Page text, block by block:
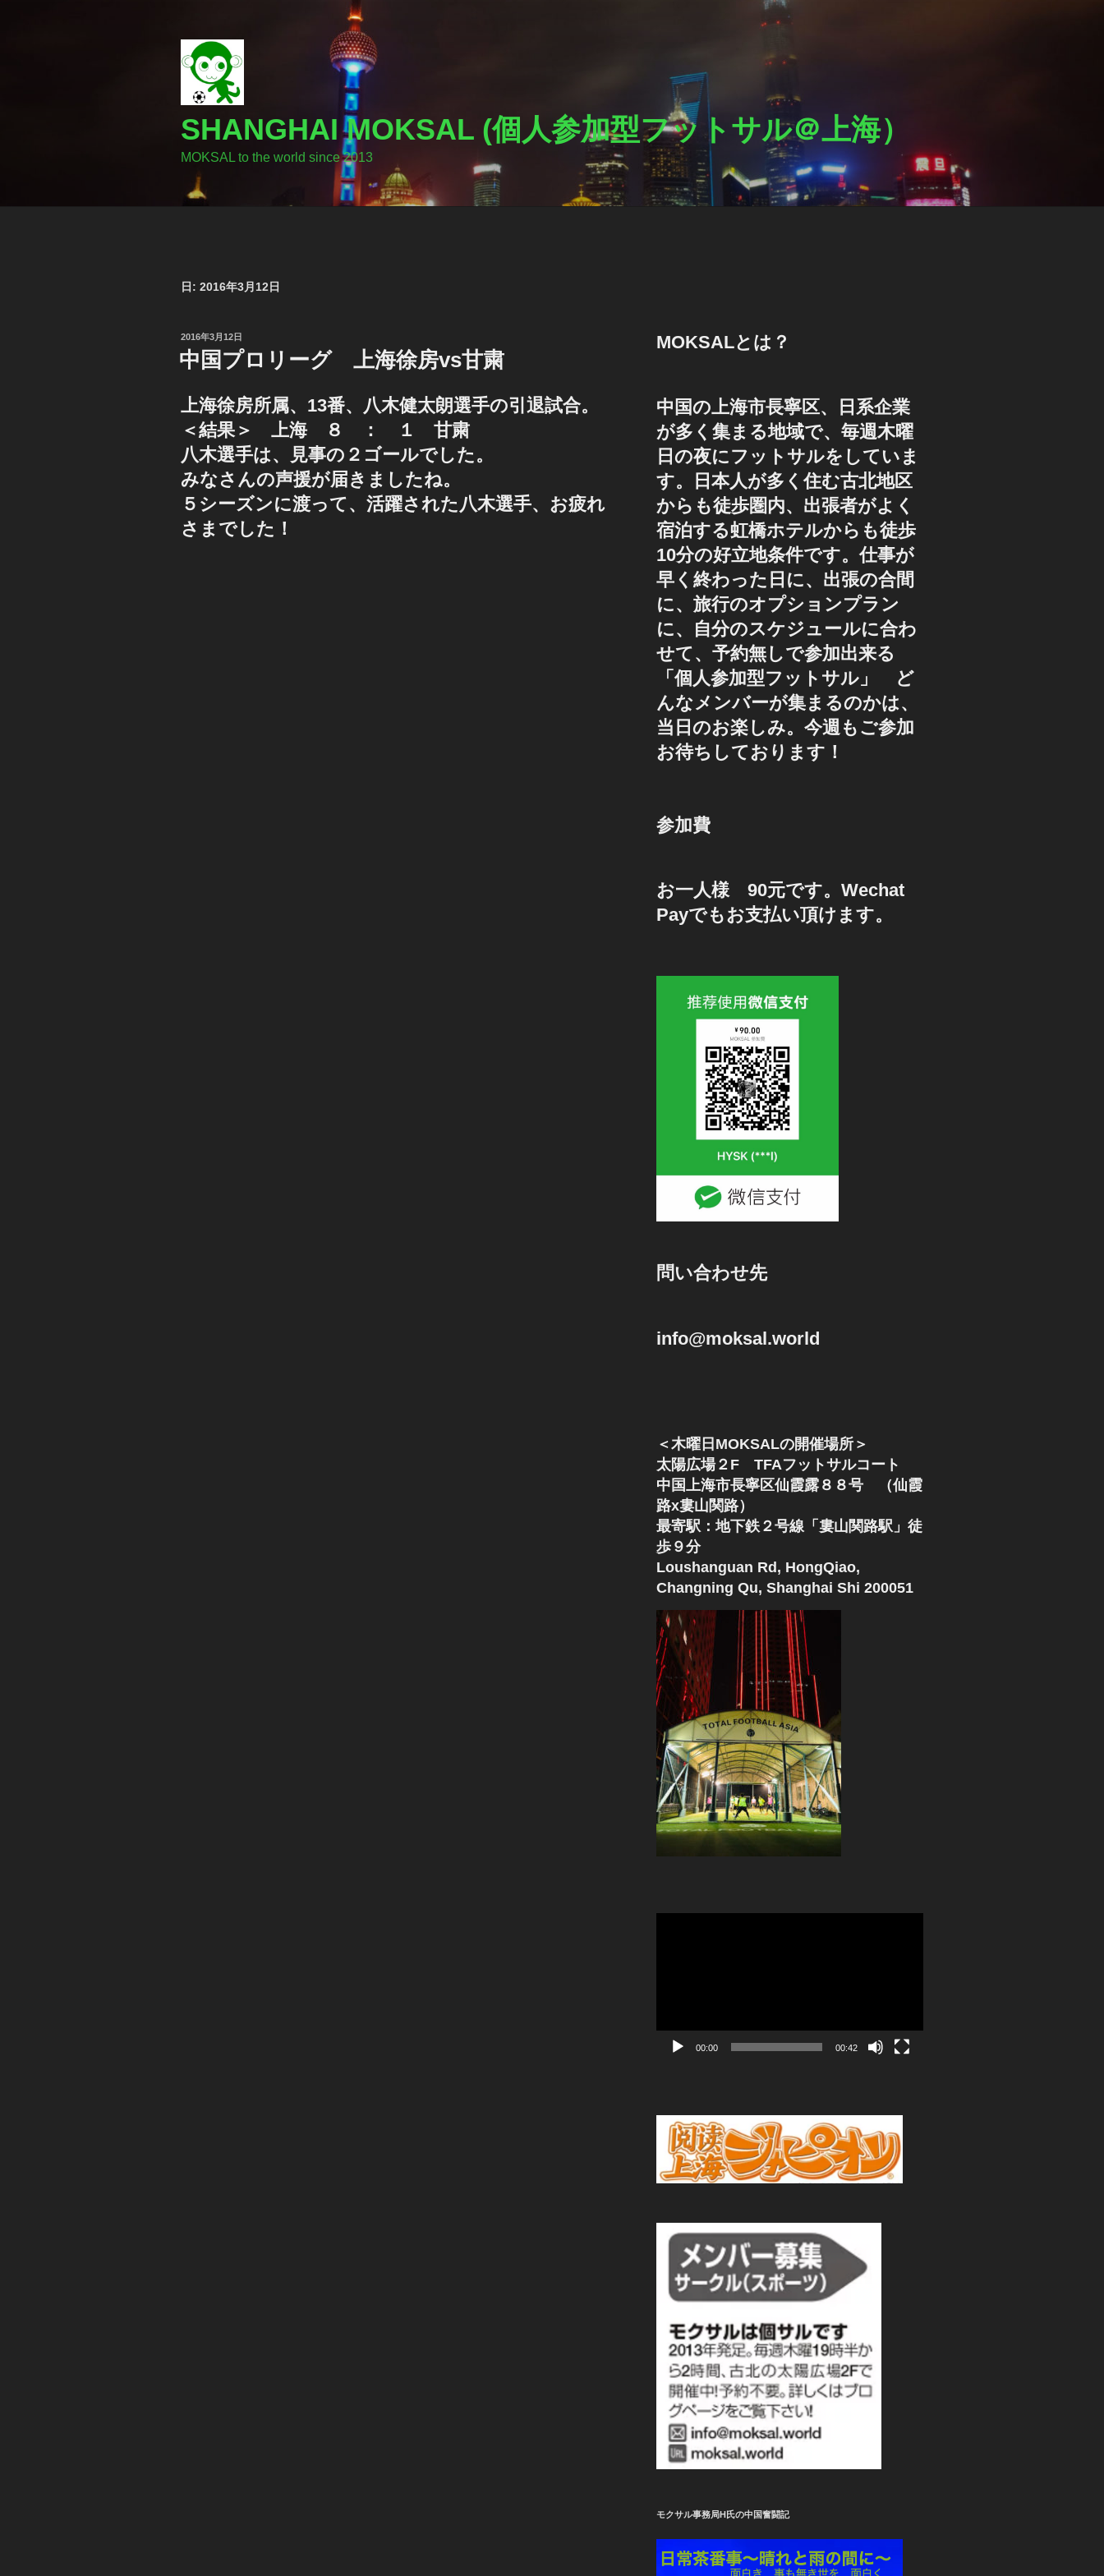
SHANGHAI MOKSAL (個人参加型フットサル＠上海）
MOKSAL to the world since 2013
日: 2016年3月12日
投
稿
日:
2016年3月12日
中国プロリーグ 上海徐房vs甘粛
上海徐房所属、13番、八木健太朗選手の引退試合。
＜結果＞ 上海 ８ ： １ 甘粛
八木選手は、見事の２ゴールでした。
みなさんの声援が届きましたね。
５シーズンに渡って、活躍された八木選手、お疲れ
さまでした！
MOKSALとは？
中国の上海市長寧区、日系企業
が多く集まる地域で、毎週木曜
日の夜にフットサルをしていま
す。日本人が多く住む古北地区
からも徒歩圏内、出張者がよく
宿泊する虹橋ホテルからも徒歩
10分の好立地条件です。仕事が
早く終わった日に、出張の合間
に、旅行のオプションプラン
に、自分のスケジュールに合わ
せて、予約無しで参加出来る
「個人参加型フットサル」 ど
んなメンバーが集まるのかは、
当日のお楽しみ。今週もご参加
お待ちしております！
参加費
お一人様 90元です。Wechat
Payでもお支払い頂けます。
問い合わせ先
info@moksal.world
＜木曜日MOKSALの開催場所＞
太陽広場２F TFAフットサルコート
中国上海市長寧区仙霞露８８号 （仙霞
路x婁山関路）
最寄駅：地下鉄２号線「婁山関路駅」徒
歩９分
Loushanguan Rd, HongQiao,
Changning Qu, Shanghai Shi 200051
ー
00:00 00:42
モクサル事務局H氏の中国奮闘記